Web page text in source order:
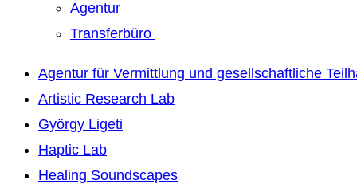
Agentur
Transferbüro
Agentur für Vermittlung und gesellschaftliche
Artistic Research Lab
György Ligeti
Haptic Lab
Healing Soundscapes